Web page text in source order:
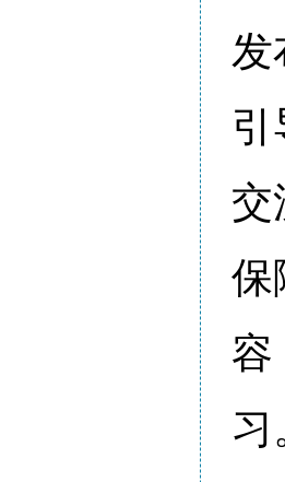
发
交
保
习